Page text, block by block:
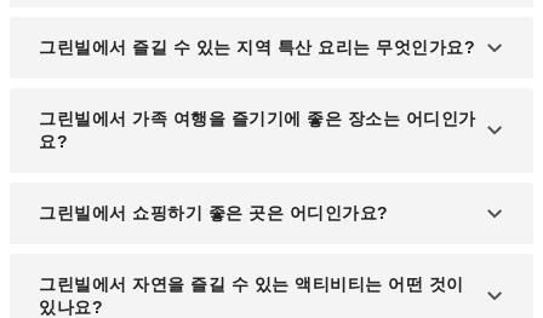
리지 않아 방문하기 부담이 적습니다.
그린빌-스파턴버그 국제공항(GSP)이 있으며, 미국
그린빌에서 즐길 수 있는 지역 특산 요리는 무엇인가요?
그린빌에서는 미국 남부 스타일의 바비큐와 신선한
해산물을 맛볼 수 있으며, 지역 특산으로는 '쉬림프
그린빌에서 가족 여행을 즐기기에 좋은 장소는 어디인가
요?
그린빌 동물원, 헤리티지 그린 박물관, 그리고 폴스
성되어 있습니다.
그린빌에서 쇼핑하기 좋은 곳은 어디인가요?
다운타운의 메인 스트리트에는 다양한 부티크와 기
념품 가게가 있으며, '헤이우드 몰'에서는 다양한 브
그린빌에서 자연을 즐길 수 있는 액티비티는 어떤 것이
있나요?